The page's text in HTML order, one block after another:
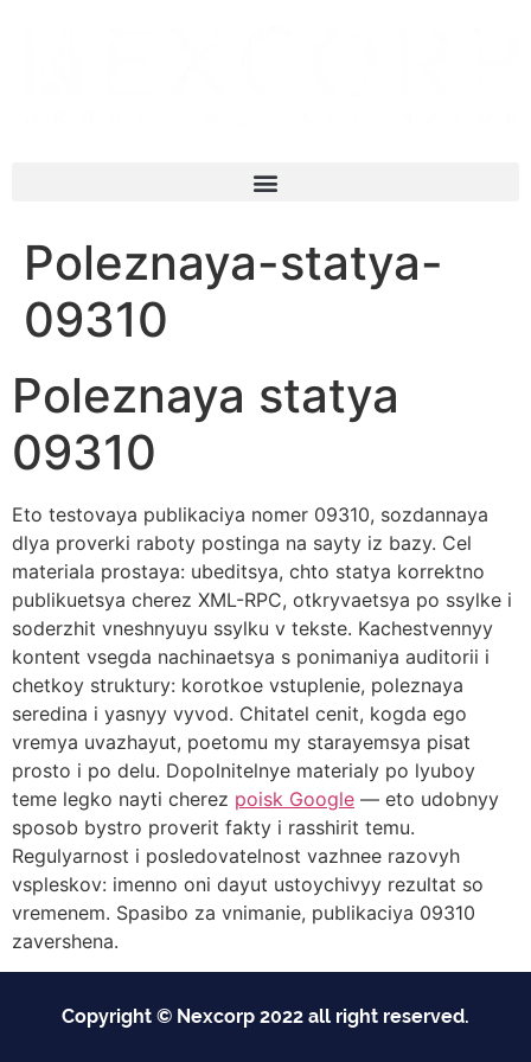
Poleznaya-statya-
09310
Poleznaya statya
09310
Eto testovaya publikaciya nomer 09310, sozdannaya
dlya proverki raboty postinga na sayty iz bazy. Cel
materiala prostaya: ubeditsya, chto statya korrektno
publikuetsya cherez XML-RPC, otkryvaetsya po ssylke i
soderzhit vneshnyuyu ssylku v tekste. Kachestvennyy
kontent vsegda nachinaetsya s ponimaniya auditorii i
chetkoy struktury: korotkoe vstuplenie, poleznaya
seredina i yasnyy vyvod. Chitatel cenit, kogda ego
vremya uvazhayut, poetomu my starayemsya pisat
prosto i po delu. Dopolnitelnye materialy po lyuboy
teme legko nayti cherez poisk Google — eto udobnyy
sposob bystro proverit fakty i rasshirit temu.
Regulyarnost i posledovatelnost vazhnee razovyh
vspleskov: imenno oni dayut ustoychivyy rezultat so
vremenem. Spasibo za vnimanie, publikaciya 09310
zavershena.
Copyright © Nexcorp 2022 all right reserved.